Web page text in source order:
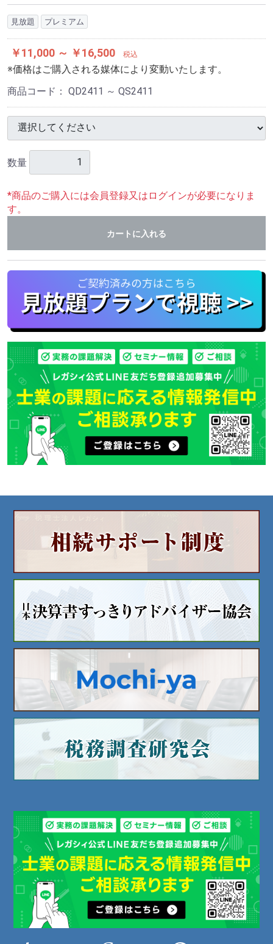
見放題 プレミアム
￥11,000 ～ ￥16,500 税込
※価格はご購入される媒体により変動いたします。
商品コード： QD2411 ～ QS2411
数量
*商品のご購入には会員登録又はログインが必要になりま
す。
カートに入れる